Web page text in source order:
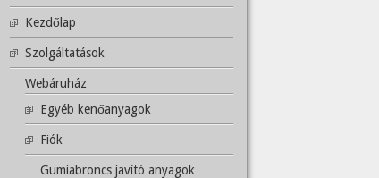
Kezdőlap
Szolgáltatások
Webáruház
Egyéb kenőanyagok
Fiók
Gumiabroncs javító anyagok